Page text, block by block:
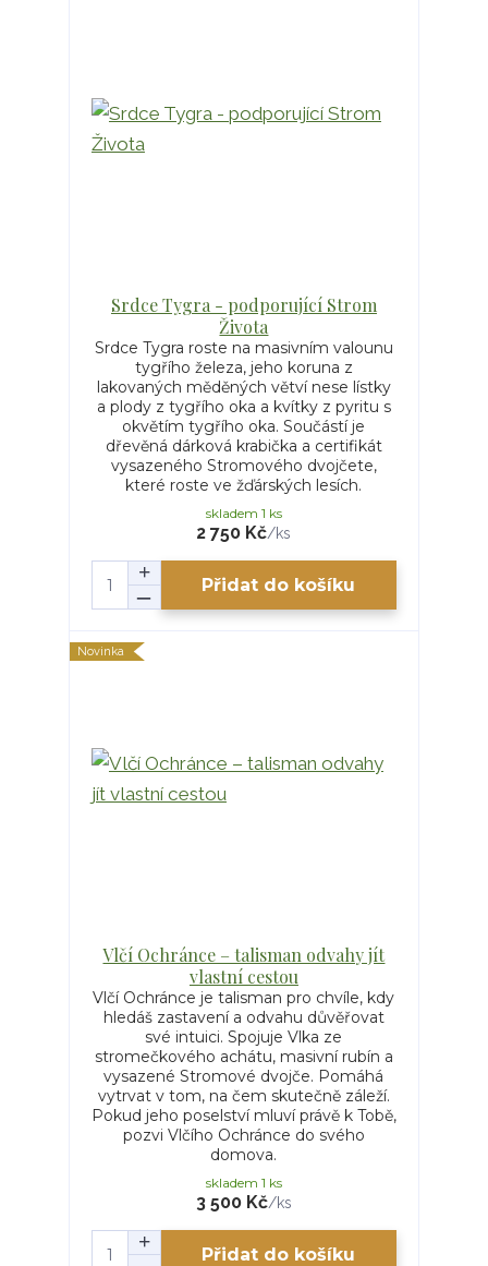
Srdce Tygra - podporující Strom
Života
Srdce Tygra roste na masivním valounu
tygřího železa, jeho koruna z
lakovaných měděných větví nese lístky
a plody z tygřího oka a kvítky z pyritu s
okvětím tygřího oka. Součástí je
dřevěná dárková krabička a certifikát
vysazeného Stromového dvojčete,
které roste ve žďárských lesích.
2 750 Kč/ks
skladem 1 ks
Přidat do košíku
Novinka
Vlčí Ochránce – talisman odvahy jít
vlastní cestou
Vlčí Ochránce je talisman pro chvíle, kdy
hledáš zastavení a odvahu důvěřovat
své intuici. Spojuje Vlka ze
stromečkového achátu, masivní rubín a
vysazené Stromové dvojče. Pomáhá
vytrvat v tom, na čem skutečně záleží.
Pokud jeho poselství mluví právě k Tobě,
pozvi Vlčího Ochránce do svého
domova.
3 500 Kč/ks
skladem 1 ks
Přidat do košíku